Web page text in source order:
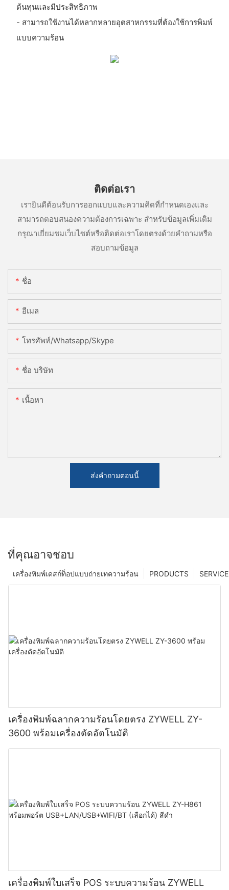
ต้นทุนและมีประสิทธิภาพ
- สามารถใช้งานได้หลากหลายอุตสาหกรรมที่ต้องใช้การพิมพ์
แบบความร้อน
ติดต่อเรา
เรายินดีต้อนรับการออกแบบและความคิดที่กำหนดเองและ
สามารถตอบสนองความต้องการเฉพาะ สำหรับข้อมูลเพิ่มเติม
กรุณาเยี่ยมชมเว็บไซต์หรือติดต่อเราโดยตรงด้วยคำถามหรือ
สอบถามข้อมูล
ชื่อ
อีเมล
โทรศัพท์/whatsapp/skype
ชื่อ บริษัท
เนื้อหา
ส่งคำถามตอนนี้
ที่คุณอาจชอบ
SERVICE
PRODUCTS
เครื่องพิมพ์เดสก์ท็อปแบบถ่ายเทความร้อน
เครื่องพิมพ์ฉลากความร้อนโดยตรง ZYWELL ZY-
3600 พร้อมเครื่องตัดอัตโนมัติ
เครื่องพิมพ์ใบเสร็จ POS ระบบความร้อน ZYWELL